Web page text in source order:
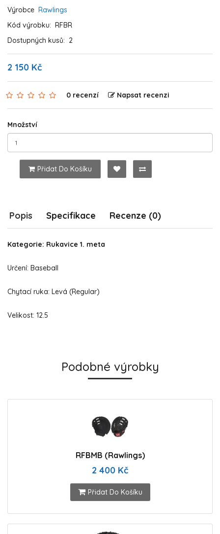
Výrobce Rawlings
Kód výrobku: RFBR
Dostupných kusů: 2
2 150 Kč
0 recenzí Napsat recenzi
Množství
Přidat Do Košíku
Popis Specifikace Recenze (0)
Kategorie: Rukavice 1. meta
Určení: Baseball
Chytací ruka: Levá (Regular)
Velikost: 12.5
Podobné výrobky
RFBMB (Rawlings)
2 400 Kč
Přidat Do Košíku